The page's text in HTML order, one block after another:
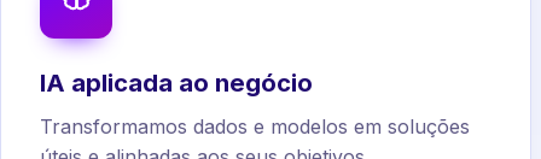
IA aplicada ao negócio
Transformamos dados e modelos em soluções